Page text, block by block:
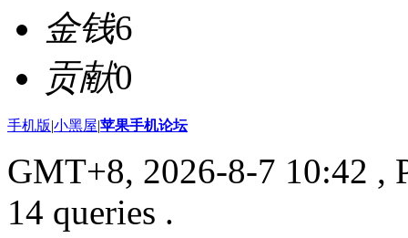
金钱6
贡献0
手机版|小黑屋|苹果手机论坛
GMT+8, 2026-8-7 10:42 ,
14 queries .